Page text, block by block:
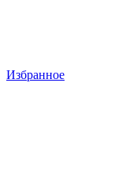
Избранное